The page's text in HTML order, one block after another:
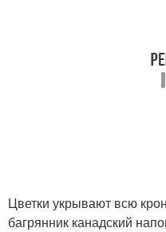
Цветки укрывают всю
багрянник канадский